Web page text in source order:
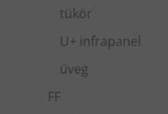
tükör
U+ infrapanel
üveg
FF